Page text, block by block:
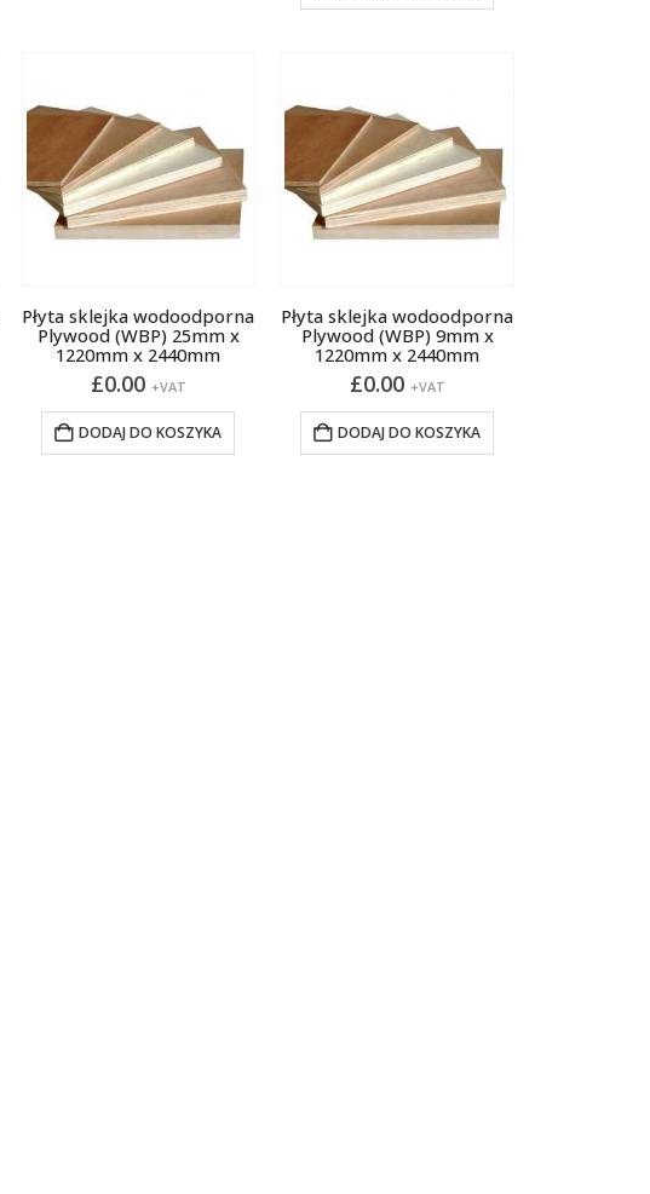
Płyta sklejka wodoodporna
Plywood (WBP) 25mm x
1220mm x 2440mm
£0.00 +VAT
DODAJ DO KOSZYKA
Płyta sklejka wodoodporna
Plywood (WBP) 9mm x
1220mm x 2440mm
£0.00 +VAT
DODAJ DO KOSZYKA